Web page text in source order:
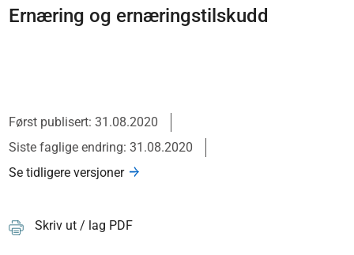
Ernæring og ernæringstilskudd
Først publisert: 31.08.2020
Siste faglige endring: 31.08.2020
Se tidligere versjoner
Skriv ut / lag PDF